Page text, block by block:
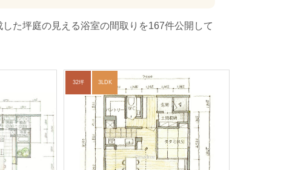
た坪庭の見える浴室の間取りを167件公開して
32坪 3LDK